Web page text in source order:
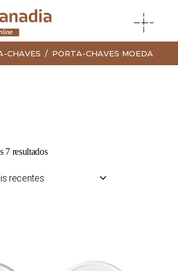
CHAVES PORTA-CHAVES MOEDA
7 resultadosOrdenado
por
recentes